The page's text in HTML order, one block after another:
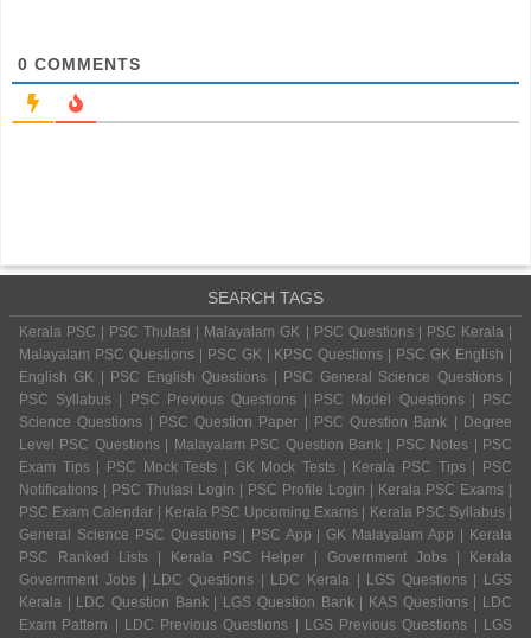
0 COMMENTS
SEARCH TAGS
Kerala PSC | PSC Thulasi | Malayalam GK | PSC Questions | PSC Kerala |
Malayalam PSC Questions | PSC GK | KPSC Questions | PSC GK English |
English GK | PSC English Questions | PSC General Science Questions |
PSC Syllabus | PSC Previous Questions | PSC Model Questions | PSC
Science Questions | PSC Question Paper | PSC Question Bank | Degree
Level PSC Questions | Malayalam PSC Question Bank | PSC Notes | PSC
Exam Tips | PSC Mock Tests | GK Mock Tests | Kerala PSC Tips | PSC
Notifications | PSC Thulasi Login | PSC Profile Login | Kerala PSC Exams |
PSC Exam Calendar | Kerala PSC Upcoming Exams | Kerala PSC Syllabus |
General Science PSC Questions | PSC App | GK Malayalam App | Kerala
PSC Ranked Lists | Kerala PSC Helper | Government Jobs | Kerala
Government Jobs | LDC Questions | LDC Kerala | LGS Questions | LGS
Kerala | LDC Question Bank | LGS Question Bank | KAS Questions | LDC
Exam Pattern | LDC Previous Questions | LGS Previous Questions | LGS